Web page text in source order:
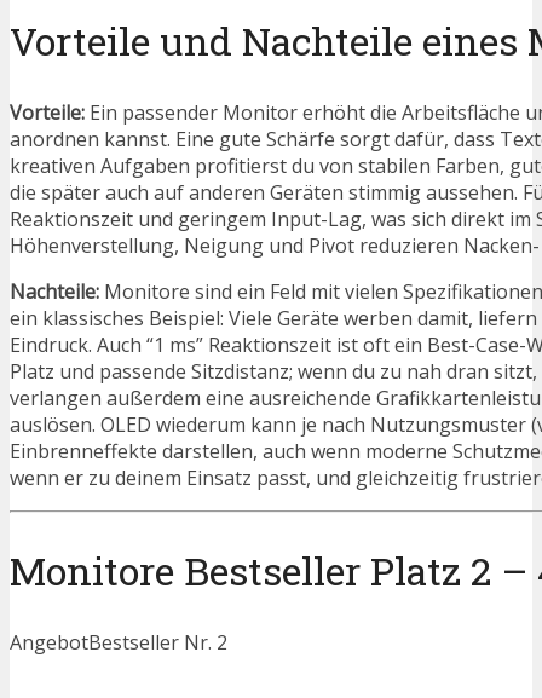
Vorteile und Nachteile eines
Vorteile: Ein passender Monitor erhöht die Arbeitsfläche
anordnen kannst. Eine gute Schärfe sorgt dafür, dass
kreativen Aufgaben profitierst du von stabilen Farben,
die später auch auf anderen Geräten stimmig aussehen.
Reaktionszeit und geringem Input-Lag, was sich direkt
Höhenverstellung, Neigung und Pivot reduzieren
Nachteile: Monitore sind ein Feld mit vielen
ein klassisches Beispiel: Viele Geräte werben damit,
Eindruck. Auch “1 ms” Reaktionszeit ist oft ein Best-
Platz und passende Sitzdistanz; wenn du zu nah dran
verlangen außerdem eine ausreichende
auslösen. OLED wiederum kann je nach
Einbrenneffekte darstellen, auch wenn moderne
wenn er zu deinem Einsatz passt, und gleichzeitig
Monitore Bestseller Platz 2 –
AngebotBestseller Nr. 2